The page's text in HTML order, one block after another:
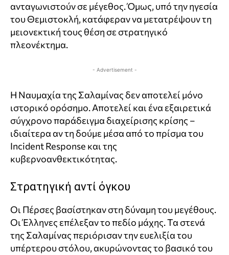
ανταγωνιστούν σε μέγεθος. Όμως, υπό την ηγεσία
του Θεμιστοκλή, κατάφεραν να μετατρέψουν τη
μειονεκτική τους θέση σε στρατηγικό
πλεονέκτημα.
- Advertisement -
Η Ναυμαχία της Σαλαμίνας δεν αποτελεί μόνο
ιστορικό ορόσημο. Αποτελεί και ένα εξαιρετικά
σύγχρονο παράδειγμα διαχείρισης κρίσης –
ιδιαίτερα αν τη δούμε μέσα από το πρίσμα του
Incident Response και της
κυβερνοανθεκτικότητας.
Στρατηγική αντί όγκου
Οι Πέρσες βασίστηκαν στη δύναμη του μεγέθους.
Οι Έλληνες επέλεξαν το πεδίο μάχης. Τα στενά
της Σαλαμίνας περιόρισαν την ευελιξία του
υπέρτερου στόλου, ακυρώνοντας το βασικό του